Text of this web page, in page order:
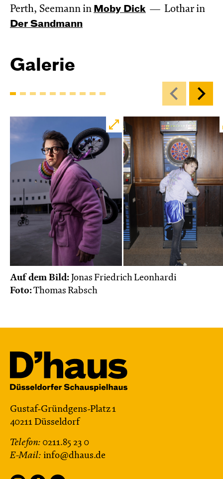
Perth, Seemann in Moby Dick Lothar in
Der Sandmann
Galerie
Auf dem Bild: Jonas Friedrich Leonhardi
Foto:Thomas Rabsch
Gustaf-Gründgens-Platz 1
40211 Düsseldorf
Telefon: 0211.85 23 0
E-Mail: info@dhaus.de